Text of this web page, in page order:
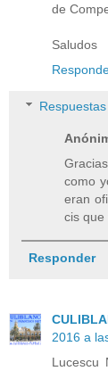
de
Saludos
Respuestas
como
eran
cis que
Responder
2016 a
Lucescu